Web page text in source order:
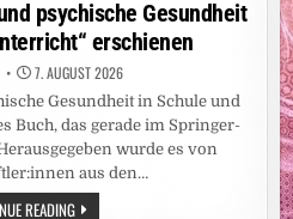
psychische Gesundheit
erschienen
7. AUGUST 2026
Gesundheit in Schule und
Buch, das gerade im Springer-
wurde es von
aus den…
READINGBUCH